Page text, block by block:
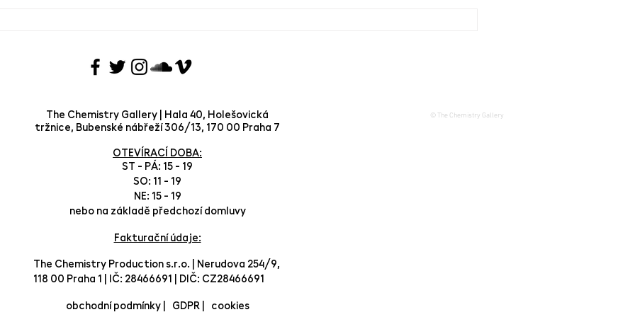
The Chemistry Gallery | Hala 40, Holešovická
tržnice, Bubenské nábřeží 306/13, 170 00 Praha 7
OTEVÍRACÍ DOBA:
ST - PÁ: 15 - 19
SO: 11 - 19
NE: 15 - 19
nebo na základě předchozí domluvy
Fakturační údaje:
The Chemistry Production s.r.o. | Nerudova 254/9,
118 00 Praha 1 | IČ: 28466691 | DIČ: CZ28466691
obchodní podmínky | GDPR | cookies
© The Chemistry Gallery